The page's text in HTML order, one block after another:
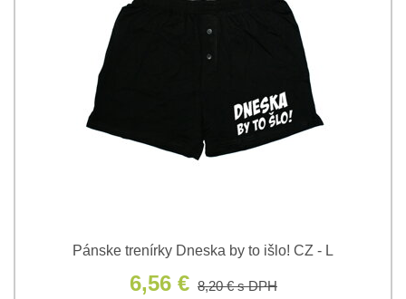
Pánske trenírky Dneska by to išlo! CZ - L
6,56 € 8,20 €s DPH